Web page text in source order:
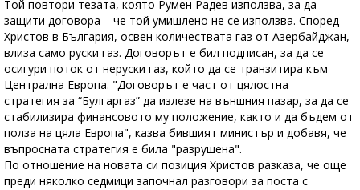
Той повтори тезата, която Румен Радев използва, за да
защити договора – че той умишлено не се използва. Според
Христов в България, освен количествата газ от Азербайджан,
влиза само руски газ. Договорът е бил подписан, за да се
осигури поток от неруски газ, който да се транзитира към
Централна Европа. "Договорът е част от цялостна
стратегия за “Булгаргаз” да излезе на външния пазар, за да се
стабилизира финансовото му положение, както и да бъдем от
полза на цяла Европа", казва бившият министър и добавя, че
въпросната стратегия е била "разрушена".
По отношение на новата си позиция Христов разказа, че още
преди няколко седмици започнал разговори за поста с